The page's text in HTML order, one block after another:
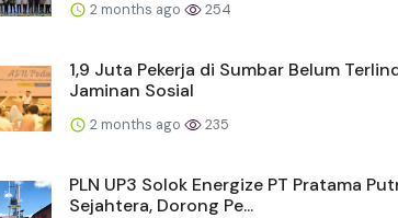
2 months ago 254
1,9 Juta Pekerja di Sumbar Belum
Jaminan Sosial
2 months ago 235
PLN UP3 Solok Energize PT Pratama
Sejahtera, Dorong Pe...